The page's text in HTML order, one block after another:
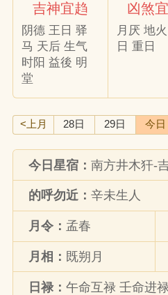
吉神宜趋
阴德 王日 驿
马 天后 生气
时阳 益後 明
堂
凶煞
月厌 地
日 重日
<上月 28日 29日 今日
今日星宿：南方井木犴-
的呼勿近：辛未生人
月令： 孟春
月相： 既朔月
日禄：午命互禄 壬命进